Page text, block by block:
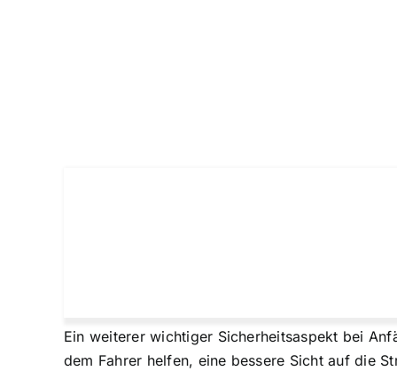
Ein weiterer wichtiger Sicherheitsaspekt bei
dem Fahrer helfen, eine bessere Sicht auf die